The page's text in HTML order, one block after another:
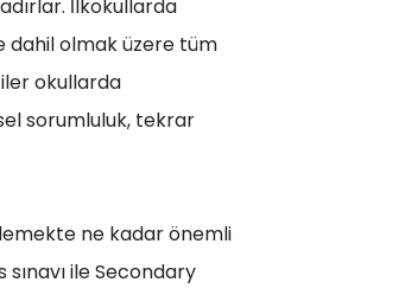
İlkokullarda
dahil olmak üzere tüm
okullarda
sorumluluk, tekrar
ne kadar önemli
sınavı ile Secondary